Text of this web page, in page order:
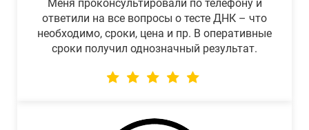
Меня проконсультировали по телефону и
ответили на все вопросы о тесте ДНК – что
необходимо, сроки, цена и пр. В оперативные
сроки получил однозначный результат.